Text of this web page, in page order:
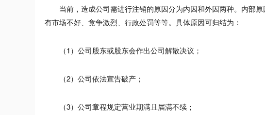
当前，造成公司需进行注销的原因分为内因和外因两种。内部原
有市场不好、竞争激烈、行政处罚等等。具体原因可归结为：
（1）公司股东或股东会作出公司解散决议；
（2）公司依法宣告破产；
（3）公司章程规定营业期满且届满不续；